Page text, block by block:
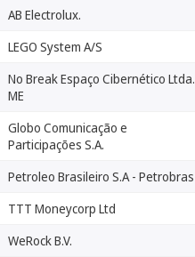
AB Electrolux.
LEGO System A/S
No Break Espaço Cibernético Ltda.
ME
Globo Comunicação e
Participações S.A.
Petroleo Brasileiro S.A - Petrobras
TTT Moneycorp Ltd
WeRock B.V.